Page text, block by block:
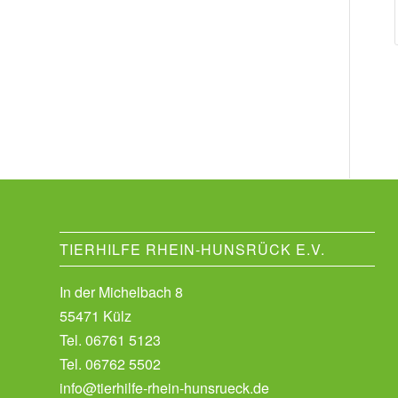
TIERHILFE RHEIN-HUNSRÜCK E.V.
In der Michelbach 8
55471 Külz
Tel. 06761 5123
Tel. 06762 5502
info@tierhilfe-rhein-hunsrueck.de